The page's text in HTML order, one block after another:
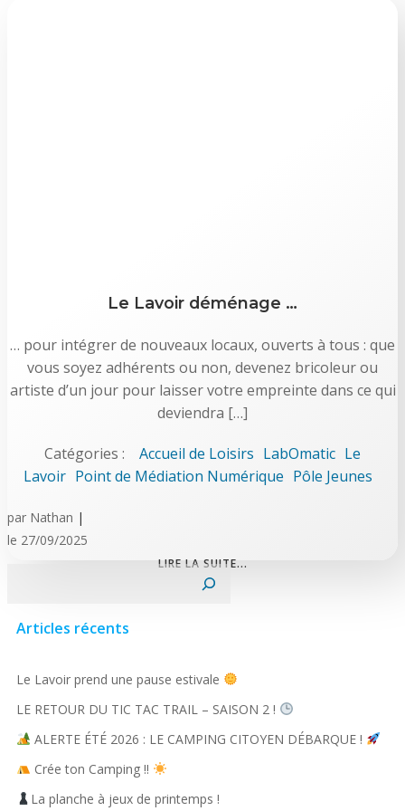
Le Lavoir déménage …
… pour intégrer de nouveaux locaux, ouverts à tous : que
vous soyez adhérents ou non, devenez bricoleur ou
artiste d’un jour pour laisser votre empreinte dans ce qui
deviendra […]
Catégories : Accueil de Loisirs LabOmatic Le
Lavoir Point de Médiation Numérique Pôle Jeunes
par Nathan |
le 27/09/2025
LIRE LA SUITE...
Articles récents
Le Lavoir prend une pause estivale
LE RETOUR DU TIC TAC TRAIL – SAISON 2 !
ALERTE ÉTÉ 2026 : LE CAMPING CITOYEN DÉBARQUE !
Crée ton Camping !!
La planche à jeux de printemps !